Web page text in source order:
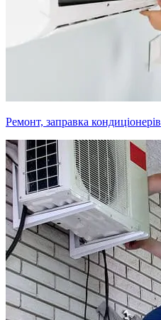
Ремонт, заправка кондиціонерів